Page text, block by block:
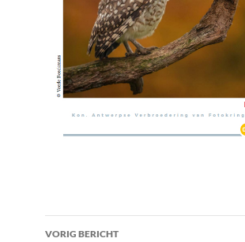
Bericht
VORIG BERICHT